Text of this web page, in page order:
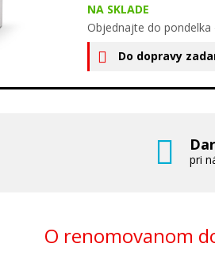
NA SKLADE
Objednajte do
Do dopravy
pri
O renomovanom